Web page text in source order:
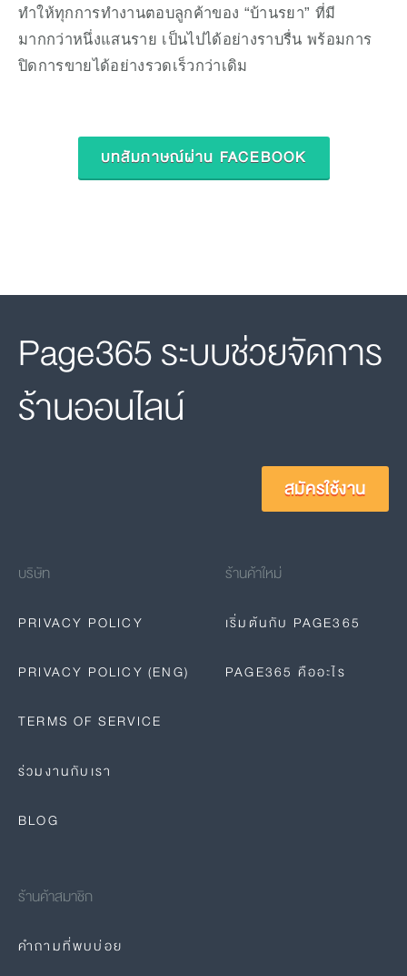
ทำให้ทุกการทำงานตอบลูกค้าของ “บ้านรยา” ที่มี
มากกว่าหนึ่งแสนราย เป็นไปได้อย่างราบรื่น พร้อมการ
ปิดการขายได้อย่างรวดเร็วกว่าเดิม
บทสัมภาษณ์ผ่าน FACEBOOK
Page365 ระบบช่วยจัดการ
ร้านออนไลน์
สมัครใช้งาน
บริษัท
PRIVACY POLICY
PRIVACY POLICY (ENG)
TERMS OF SERVICE
ร่วมงานกับเรา
BLOG
ร้านค้าใหม่
เริ่มต้นกับ PAGE365
PAGE365 คืออะไร
ร้านค้าสมาชิก
คำถามที่พบบ่อย